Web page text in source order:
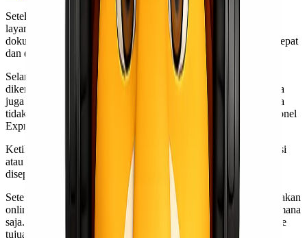
Setelah itu, tim kami akan membantu Anda menentukan jenis
layanan yang sesuai dengan kebutuhan pengiriman. Apakah itu
dokumen penting atau barang besar, semua bisa diatur dengan cepat
dan efektif.
Selanjutnya, Anda perlu menyiapkan paket. Pastikan barang
dikemas dengan baik agar aman selama perjalanan, namun Anda
juga bisa menggunakan jasa packing dari Lionel Express apabila
tidak mempunyai waktu untuk melakukan pengemasan. Tim Lionel
Express juga menyediakan
tips packing barang
Ketika paket sudah siap, jadwalkan penjemputan melalui aplikasi
atau telepon. Petugas akan datang sesuai waktu yang telah
disepakati untuk mengambil barang dari lokasi Anda.
Setelah diambil, proses pelacakan dimulai. Dengan sistem pelacakan
online, Anda dapat memantau posisi kiriman kapan saja dan di mana
saja. Ini memberikan rasa tenang saat menunggu paket sampai ke
tujuan di Serang.